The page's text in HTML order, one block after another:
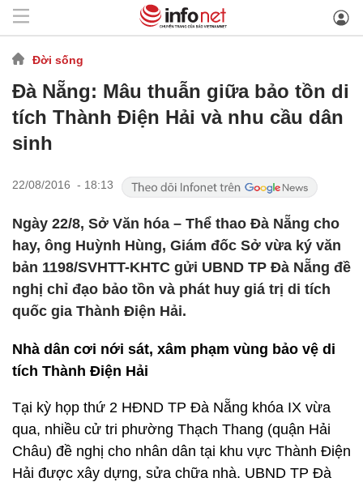
Đời sống
Đà Nẵng: Mâu thuẫn giữa bảo tồn di
tích Thành Điện Hải và nhu cầu dân
sinh
22/08/2016 - 18:13
Ngày 22/8, Sở Văn hóa – Thể thao Đà Nẵng cho
hay, ông Huỳnh Hùng, Giám đốc Sở vừa ký văn
bản 1198/SVHTT-KHTC gửi UBND TP Đà Nẵng đề
nghị chỉ đạo bảo tồn và phát huy giá trị di tích
quốc gia Thành Điện Hải.
Nhà dân cơi nới sát, xâm phạm vùng bảo vệ di
tích Thành Điện Hải
Tại kỳ họp thứ 2 HĐND TP Đà Nẵng khóa IX vừa
qua, nhiều cử tri phường Thạch Thang (quận Hải
Châu) đề nghị cho nhân dân tại khu vực Thành Điện
Hải được xây dựng, sửa chữa nhà. UBND TP Đà